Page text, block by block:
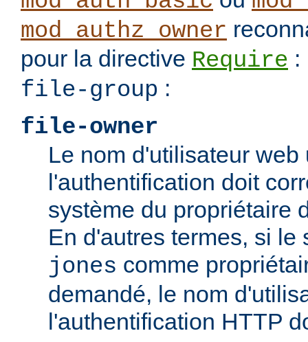
mod_authz_owner
pour la directive Require :
file-group :
file-owner
Le nom d'utilisateur web
l'authentification doit
système du propriétaire
En d'autres termes, si le
jones comme
demandé, le nom
l'authentification HTTP